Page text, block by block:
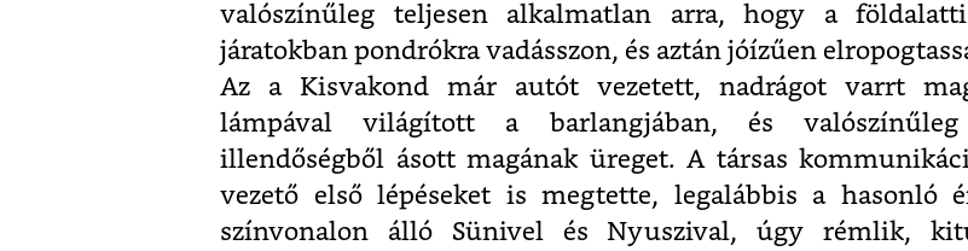
valószínűleg teljesen alkalmatlan arra, hogy a
járatokban pondrókra vadásszon, és aztán jóízűen
Az a Kisvakond már autót vezetett, nadrágot varrt
lámpával világított a barlangjában, és
illendőségből ásott magának üreget. A társas
vezető első lépéseket is megtette, legalábbis a hasonló
színvonalon álló Sünivel és Nyuszival, úgy rémlik,